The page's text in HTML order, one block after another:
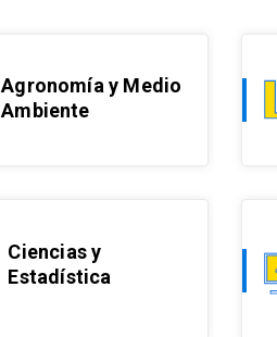
Agronomía y Medio
Ambiente
Ciencias y
Estadística